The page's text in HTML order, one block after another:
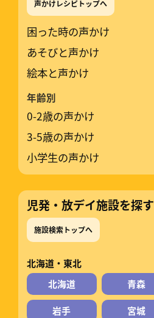
声かけレシピトップへ
困った時の声かけ
あそびと声かけ
絵本と声かけ
年齢別
0-2歳の声かけ
3-5歳の声かけ
小学生の声かけ
児発・放デイ施設を探す
施設検索トップへ
北海道・東北
北海道
青森
岩手 宮城